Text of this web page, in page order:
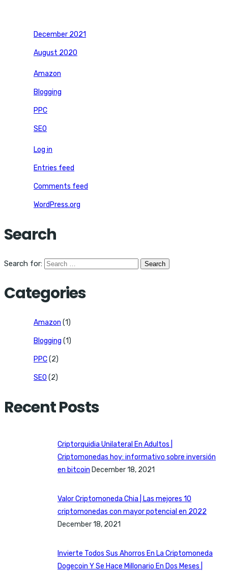
December 2021
August 2020
Amazon
Blogging
PPC
SEO
Log in
Entries feed
Comments feed
WordPress.org
Search
Search for:
Categories
Amazon (1)
Blogging (1)
PPC(2)
SEO (2)
Recent Posts
Criptorquidia Unilateral En Adultos |
Criptomonedas hoy: informativo sobre inversión
en bitcoin December 18, 2021
Valor Criptomoneda Chia | Las mejores 10
criptomonedas con mayor potencial en 2022
December 18, 2021
Invierte Todos Sus Ahorros En La Criptomoneda
Dogecoin Y Se Hace Millonario En Dos Meses |